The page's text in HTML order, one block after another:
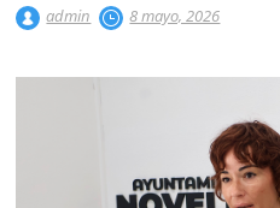
admin 8 mayo, 2026